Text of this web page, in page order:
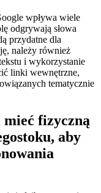
wpływa wiele
odgrywają słowa
przydatne dla
należy również
i wykorzystanie
linki wewnętrzne,
tematycznie
fizyczną
aby